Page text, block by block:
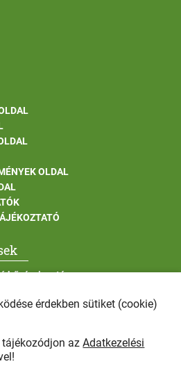
OLDAL
hőségriasztás
itatása a rendkívüli melegben
érdekben sütiket (cookie)
tájékozódjon azAdatkezelési